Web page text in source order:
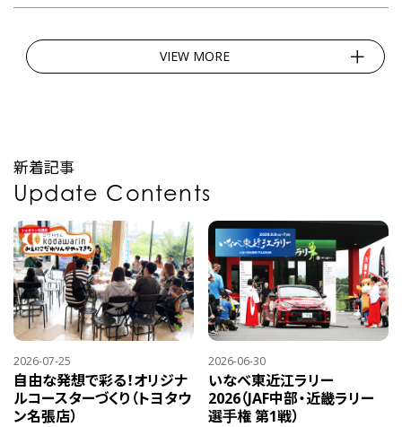
VIEW MORE
新着記事
Update Contents
2026-07-25
自由な発想で彩る！オリジナ
ルコースターづくり（トヨタウ
ン名張店）
2026-06-30
いなべ東近江ラリー
2026（JAF中部・近畿ラリー
選手権 第1戦）